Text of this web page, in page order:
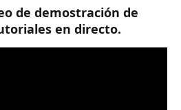
de demostración de
en directo.